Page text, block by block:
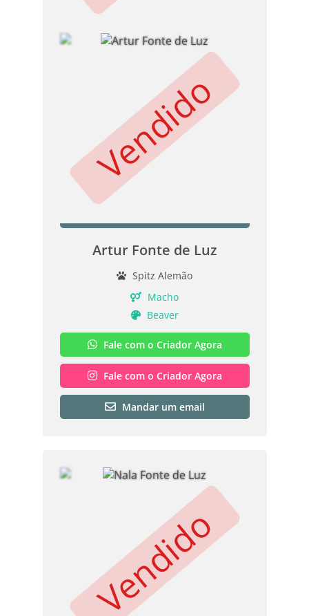
Vendido
Artur Fonte de Luz
Spitz Alemão
Macho
Beaver
Fale com o Criador Agora
Fale com o Criador Agora
Mandar um email
Vendido